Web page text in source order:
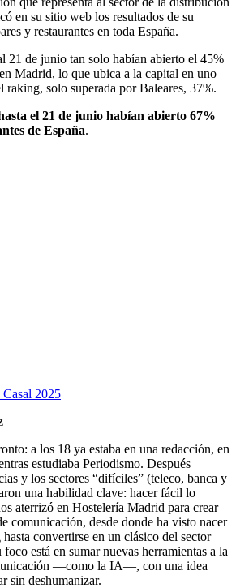
en su sitio web los resultados de su
y restaurantes en toda España.
21 de junio tan solo habían abierto el 45%
Madrid, lo que ubica a la capital en uno
raking, solo superada por Baleares, 37%.
el 21 de junio habían abierto 67%
de España.
a los 18 ya estaba en una redacción, en
estudiaba Periodismo. Después
y los sectores “difíciles” (teleco, banca y
una habilidad clave: hacer fácil lo
aterrizó en Hostelería Madrid para crear
comunicación, desde donde ha visto nacer
convertirse en un clásico del sector
está en sumar nuevas herramientas a la
—como la IA—, con una idea
sin deshumanizar.